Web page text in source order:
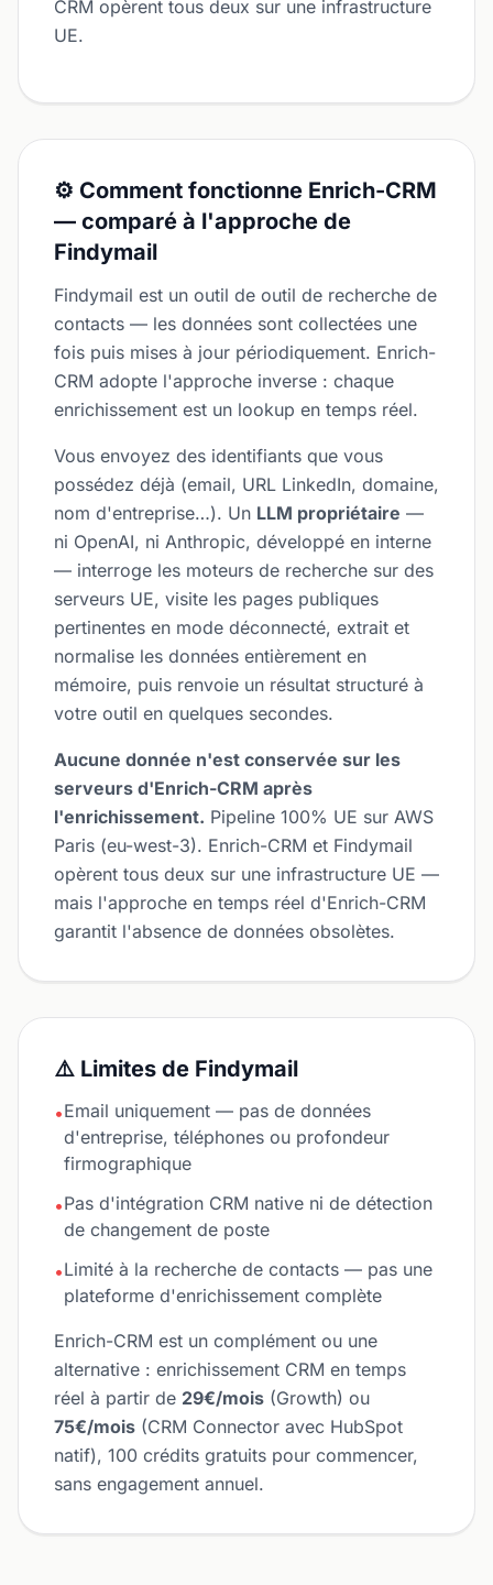
CRM opèrent tous deux sur une infrastructure
UE.
⚙️ Comment fonctionne Enrich-CRM
— comparé à l'approche de
Findymail
Findymail est un outil de outil de recherche de
contacts — les données sont collectées une
fois puis mises à jour périodiquement. Enrich-
CRM adopte l'approche inverse : chaque
enrichissement est un lookup en temps réel.
Vous envoyez des identifiants que vous
possédez déjà (email, URL LinkedIn, domaine,
nom d'entreprise…). Un LLM propriétaire —
ni OpenAI, ni Anthropic, développé en interne
— interroge les moteurs de recherche sur des
serveurs UE, visite les pages publiques
pertinentes en mode déconnecté, extrait et
normalise les données entièrement en
mémoire, puis renvoie un résultat structuré à
votre outil en quelques secondes.
Aucune donnée n'est conservée sur les
serveurs d'Enrich-CRM après
l'enrichissement. Pipeline 100% UE sur AWS
Paris (eu-west-3). Enrich-CRM et Findymail
opèrent tous deux sur une infrastructure UE —
mais l'approche en temps réel d'Enrich-CRM
garantit l'absence de données obsolètes.
⚠️ Limites de Findymail
•Email uniquement — pas de données
d'entreprise, téléphones ou profondeur
firmographique
•Pas d'intégration CRM native ni de détection
de changement de poste
•Limité à la recherche de contacts — pas une
plateforme d'enrichissement complète
Enrich-CRM est un complément ou une
alternative : enrichissement CRM en temps
réel à partir de 29€/mois (Growth) ou
75€/mois (CRM Connector avec HubSpot
natif), 100 crédits gratuits pour commencer,
sans engagement annuel.